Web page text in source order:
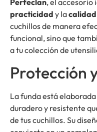
practicidad y lacalidad
cuchillos de manera
funcional, sino que
a tu colección de
Protección
La funda está elaborada
duradero y resistente
de tus cuchillos. Su